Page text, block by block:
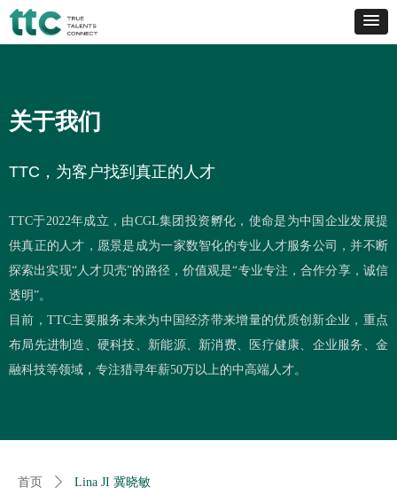
首页 ꄲ Lina JI 冀晓敏
关于我们
TTC ，为客户找到真正的人才
TTC于2022年成立，由CGL集团投资孵化，使命是为中国企业发展提
供真正的人才，愿景是成为一家数智化的专业人才服务公司，并不断
探索出实现“人才贝壳”的路径，价值观是“专业专注，合作分享，诚信
透明”。
目前，TTC主要服务未来为中国经济带来增量的优质创新企业，重点
布局先进制造、硬科技、新能源、新消费、医疗健康、企业服务、金
融科技等领域，专注猎寻年薪50万以上的中高端人才。